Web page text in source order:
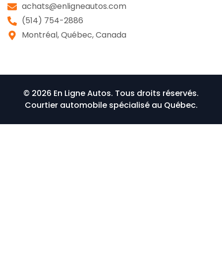
achats@enligneautos.com
(514) 754-2886
Montréal, Québec, Canada
© 2026 En Ligne Autos. Tous droits réservés.
Courtier automobile spécialisé au Québec.